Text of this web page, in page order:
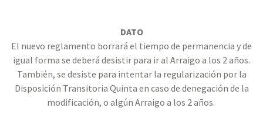
DATO
El nuevo reglamento borrará el tiempo de permanencia y de
igual forma se deberá desistir para ir al Arraigo a los 2 años.
También, se desiste para intentar la regularización por la
Disposición Transitoria Quinta en caso de denegación de la
modificación, o algún Arraigo a los 2 años.